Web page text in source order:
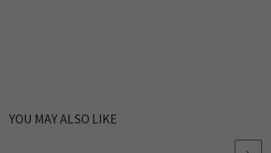
YOU MAY ALSO LIKE